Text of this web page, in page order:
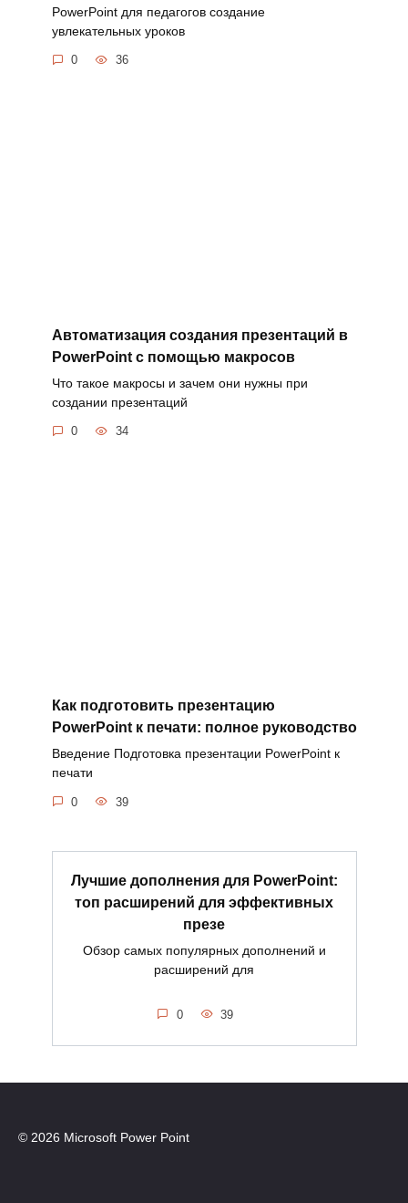
PowerPoint для педагогов создание
увлекательных уроков
0 36
Автоматизация создания презентаций в
PowerPoint с помощью макросов
Что такое макросы и зачем они нужны при
создании презентаций
0 34
Как подготовить презентацию
PowerPoint к печати: полное руководство
Введение Подготовка презентации PowerPoint к
печати
0 39
Лучшие дополнения для PowerPoint:
топ расширений для эффективных
презе
Обзор самых популярных дополнений и
расширений для
0 39
© 2026 Microsoft Power Point